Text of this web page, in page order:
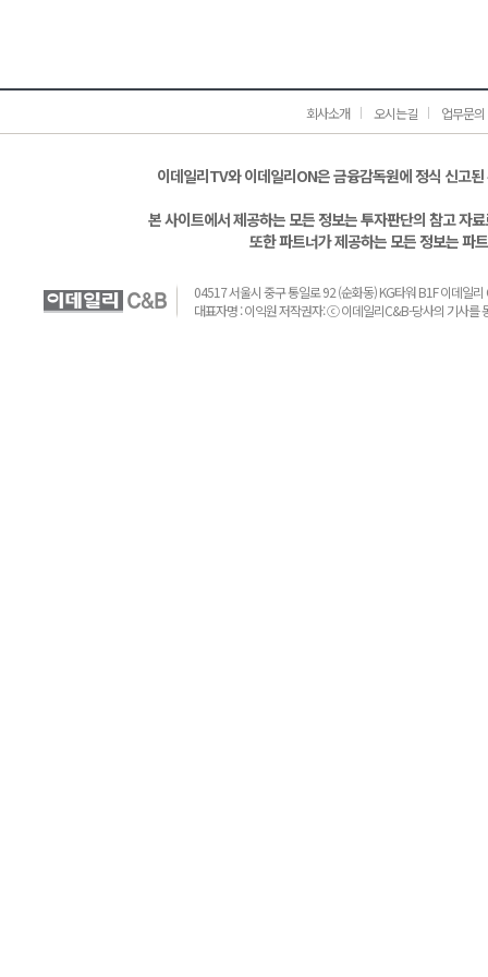
회사소개 오시는길 업무문의
이데일리TV와 이데일리ON은 금융감독원에 정식 신고
본 사이트에서 제공하는 모든 정보는 투자판단의 참고 자
또한 파트너가 제공하는 모든 정보는 파
04517 서울시 중구 통일로 92 (순화동) KG타워 B1F 이데일
대표자명 : 이익원 저작권자: ⓒ 이데일리C&B-당사의 기사를